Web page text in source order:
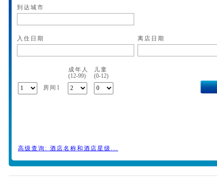
到达城市
入住日期 离店日期
成年人
儿童
(12-99)
(0-12)
房间1
高级查询: 酒店名称和酒店星级...